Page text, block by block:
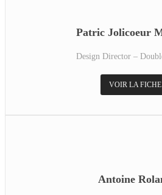
Patric Jolicoeur
Design Director –
VOIR LA FICHE
Antoine